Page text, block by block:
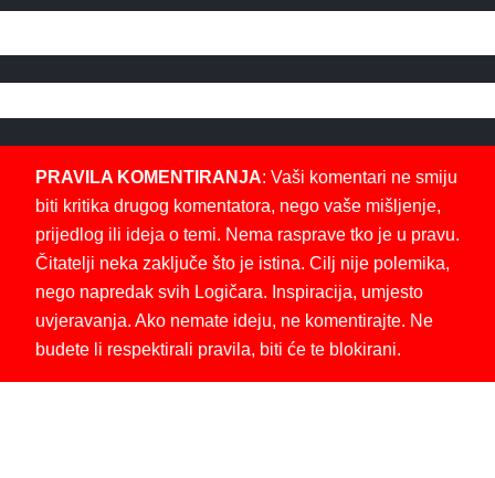
PRAVILA KOMENTIRANJA: Vaši komentari ne smiju
biti kritika drugog komentatora, nego vaše mišljenje,
prijedlog ili ideja o temi. Nema rasprave tko je u pravu.
Čitatelji neka zaključe što je istina. Cilj nije polemika,
nego napredak svih Logičara. Inspiracija, umjesto
uvjeravanja. Ako nemate ideju, ne komentirajte. Ne
budete li respektirali pravila, biti će te blokirani.